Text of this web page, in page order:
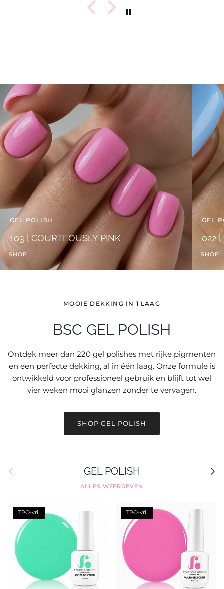
GEL POLISH
103 | COURTEOUSLY PINK
SHOP
GEL
022 |
SHOP
MOOIE DEKKING IN 1 LAAG
BSC GEL POLISH
Ontdek meer dan 220 gel polishes met rijke pigmenten
en een perfecte dekking, al in één laag. Onze formule is
ontwikkeld voor professioneel gebruik en blijft tot wel
vier weken mooi glanzen zonder te vervagen.
SHOP GEL POLISH
Vorige GEL POLISH
ALLES WEERGEVEN
TPO-vrij TPO-vrij